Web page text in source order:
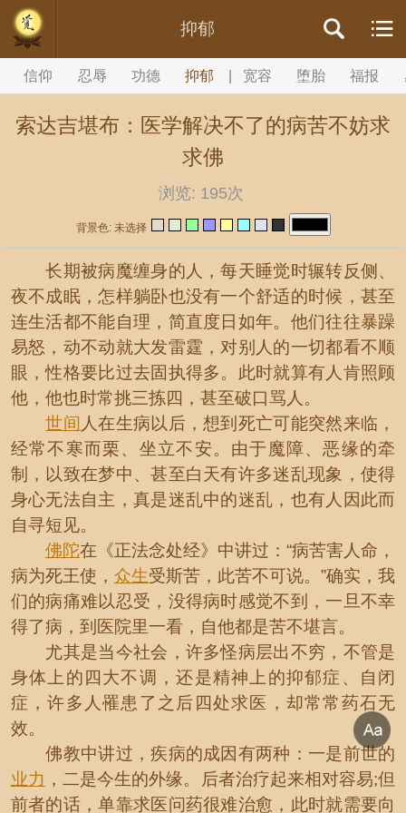
//内容文章背景颜色设置
抑郁
信仰 忍辱 功德 抑郁 | 宽容 堕胎 福报
索达吉堪布：医学解决不了的病苦不妨求
求佛
浏览: 195次
背景色: 未选择
长期被病魔缠身的人，每天睡觉时辗转反侧、
夜不成眠，怎样躺卧也没有一个舒适的时候，甚至
连生活都不能自理，简直度日如年。他们往往暴躁
易怒，动不动就大发雷霆，对别人的一切都看不顺
眼，性格要比过去固执得多。此时就算有人肯照顾
他，他也时常挑三拣四，甚至破口骂人。
世间 人在生病以后，想到死亡可能突然来临，
经常不寒而栗、坐立不安。由于魔障、恶缘的牵
制，以致在梦中、甚至白天有许多迷乱现象，使得
身心无法自主，真是迷乱中的迷乱，也有人因此而
自寻短见。
佛陀在《正法念处经》中讲过：“病苦害人命，
病为死王使， 众生受斯苦，此苦不可说。”确实，我
们的病痛难以忍受，没得病时感觉不到，一旦不幸
得了病，到医院里一看，自他都是苦不堪言。
尤其是当今社会，许多怪病层出不穷，不管是
身体上的四大不调，还是精神上的抑郁症、自闭
症，许多人罹患了之后四处求医，却常常药石无
效。
佛教中讲过，疾病的成因有两种：一是前世的
业力 ，二是今生的外缘。后者治疗起来相对容易;但
前者的话，单靠求医问药很难治愈，此时就需要向